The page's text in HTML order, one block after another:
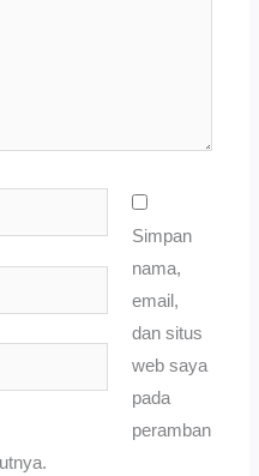
Simpan
nama,
email,
dan situs
web saya
pada
peramban